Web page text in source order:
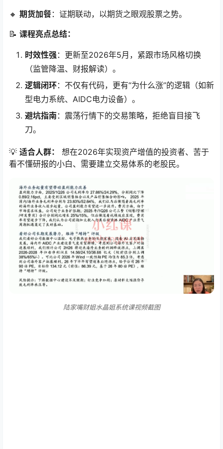
🔸 期货加餐：证期联动，以期货之眼观股票之势。
📝 课程亮点总结：
时效性强 ：更新至2026年5月，紧跟市场风格切换
（监管降温、财报解读）。
逻辑闭环：不仅有代码，更有“为什么涨”的逻辑（如新
型电力系统、AIDC电力设备）。
避坑指南：震荡行情下的交易策略，拒绝盲目接飞
刀。
💡 适合人群：
​ 想在2026年实现资产增值的投资者、苦于
看不懂研报的小白、需要建立交易体系的老股民。
陆家嘴财姐水晶姐系统课视频截图